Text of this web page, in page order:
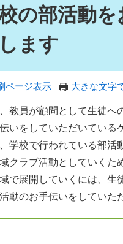
の部活動
ます
ページ表示 大きな文字
教員が顧問として生徒へ
いをしていただいている
学校で行われている部活
クラブ活動としていくた
で展開していくには、生
動のお手伝いをしていた